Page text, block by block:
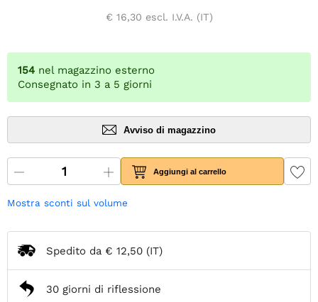
€ 16,30 escl. I.V.A. (IT)
154 nel magazzino esterno
Consegnato in 3 a 5 giorni
Avviso di magazzino
Aggiungi al carrello
Mostra sconti sul volume
Spedito da € 12,50 (IT)
30 giorni di riflessione